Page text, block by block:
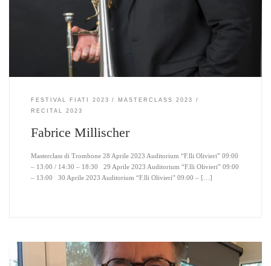
FESTIVAL FIATI 2023
MASTERCLASS 2023
RECITAL 2023
Fabrice Millischer
Masterclass di Trombone 28 Aprile 2023 Auditorium “F.lli Olivieri” 09:00
– 13:00 / 14:30 – 18:30 29 Aprile 2023 Auditorium “F.lli Olivieri” 09:00
– 13:00 30 Aprile 2023 Auditorium “F.lli Olivieri” 09:00 – […]